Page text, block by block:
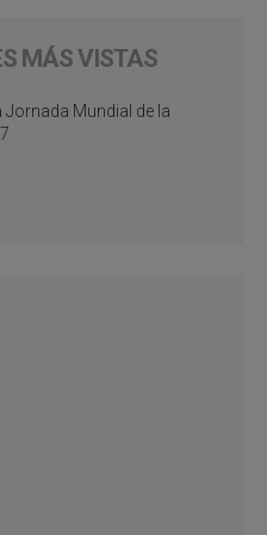
MÁS VISTAS
Jornada Mundial de la